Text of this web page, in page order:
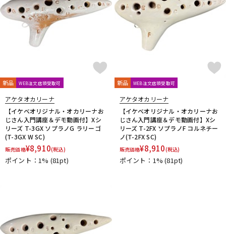
新品 WEB注文店頭受取可
アケタオカリーナ
【イケベオリジナル・オカリーナお
じさん入門講座＆デモ動画付】Xシ
リーズ T-3GX ソプラノG ラリーゴ
(T-3GX W SC)
販売価格¥8,910(税込)
ポイント：1% (81pt)
新品 WEB注文店頭受取可
アケタオカリーナ
【イケベオリジナル・オカリーナお
じさん入門講座＆デモ動画付】Xシ
リーズ T-2FX ソプラノF コルネチー
ノ(T-2FX SC)
販売価格¥8,910(税込)
ポイント：1%(81pt)